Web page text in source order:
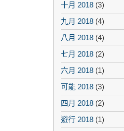
十月 2018 (3)
九月 2018 (4)
八月 2018 (4)
七月 2018 (2)
六月 2018 (1)
可能 2018 (3)
四月 2018 (2)
遊行 2018 (1)